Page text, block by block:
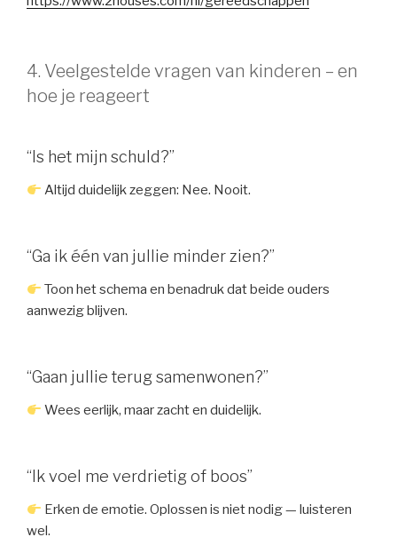
4. Veelgestelde vragen van kinderen – en
hoe je reageert
“Is het mijn schuld?”
Altijd duidelijk zeggen: Nee. Nooit.
“Ga ik één van jullie minder zien?”
Toon het schema en benadruk dat beide ouders
aanwezig blijven.
“Gaan jullie terug samenwonen?”
Wees eerlijk, maar zacht en duidelijk.
“Ik voel me verdrietig of boos”
Erken de emotie. Oplossen is niet nodig — luisteren
wel.